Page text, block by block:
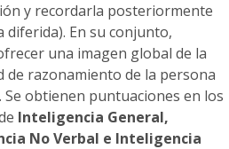
y recordarla posteriormente
diferida). En su conjunto,
una imagen global de la
de razonamiento de la persona
Se obtienen puntuaciones en los
Inteligencia General,
No Verbal e Inteligencia